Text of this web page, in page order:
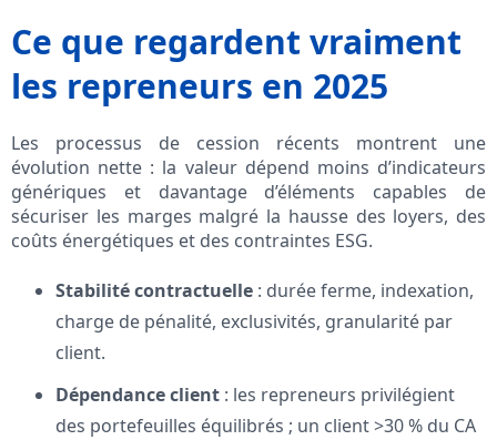
Ce que regardent vraiment
les repreneurs en 2025
Les processus de cession récents montrent une
évolution nette : la valeur dépend moins d’indicateurs
génériques et davantage d’éléments capables de
sécuriser les marges malgré la hausse des loyers, des
coûts énergétiques et des contraintes ESG.
Stabilité contractuelle : durée ferme, indexation,
charge de pénalité, exclusivités, granularité par
client.
Dépendance client : les repreneurs privilégient
des portefeuilles équilibrés ; un client >30 % du CA